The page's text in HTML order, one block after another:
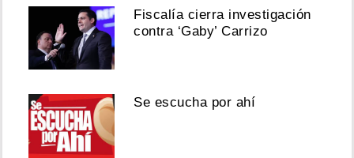
Fiscalía cierra investigación
contra ‘Gaby’ Carrizo
Se escucha por ahí